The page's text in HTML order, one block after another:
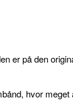
er på den
hvor